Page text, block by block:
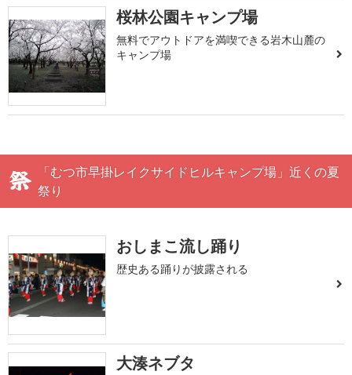
桜林公園キャンプ場
無料でアウトドアを満喫できる岩木山麓の
キャンプ場
「むつ市早掛レイクサイドヒルキャンプ場」近くの夏
祭り
おしまこ流し踊り
歴史ある踊りが披露される
大湊ネブタ